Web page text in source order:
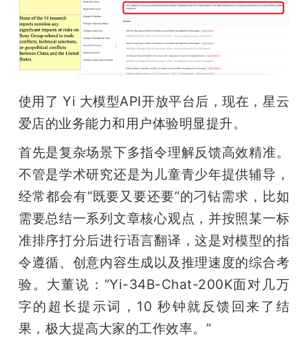
使用了 Yi 大模型API开放平台后，现在，星云
爱店的业务能力和用户体验明显提升。
首先是复杂场景下多指令理解反馈高效精准。
不管是学术研究还是为儿童青少年提供辅导，
经常都会有“既要又要还要”的刁钻需求，比如
需要总结一系列文章核心观点，并按照某一标
准排序打分后进行语言翻译，这是对模型的指
令遵循、创意内容生成以及推理速度的综合考
验。大董说：“Yi-34B-Chat-200K面对几万
字的超长提示词，10 秒钟就反馈回来了结
果，极大提高大家的工作效率。”